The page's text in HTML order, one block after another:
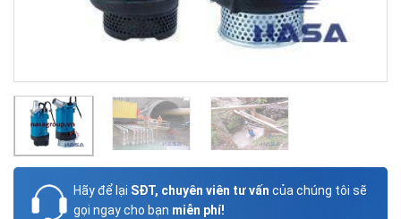
Hãy để lại SĐT, chuyên viên tư vấn của chúng tôi sẽ
gọi ngay cho bạn miễn phí!